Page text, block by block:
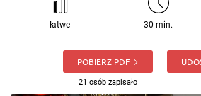
łatwe 30 min.
POBIERZ PDF
21 osób zapisało